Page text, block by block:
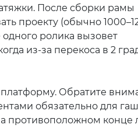
После сборки рамы
проекту (обычно
ролика вызовет
из-за перекоса в 2
Обратите
обязательно для
противоположном конце